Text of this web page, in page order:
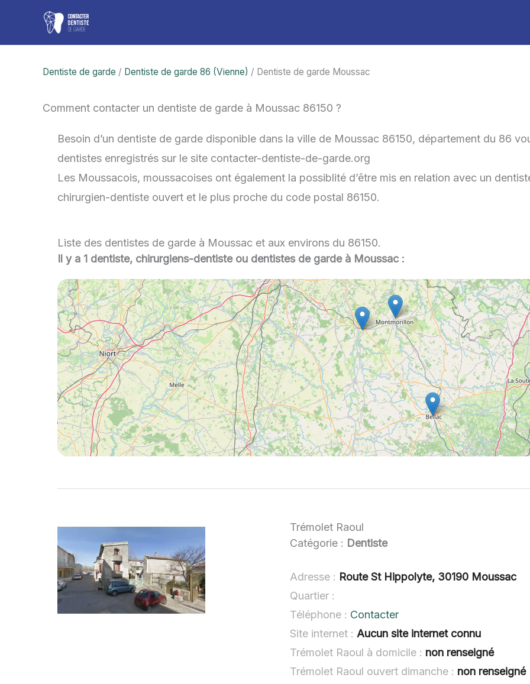
contenu
Dentiste de garde / Dentiste de garde 86 (Vienne) / Dentiste de garde Moussac
Comment contacter un dentiste de garde à Moussac 86150 ?
Besoin d’un dentiste de garde disponible dans la ville de Moussac 86150, département du 86
dentistes enregistrés sur le site contacter-dentiste-de-garde.org
Les Moussacois, moussacoises ont également la possiblité d’être mis en relation avec un
chirurgien-dentiste ouvert et le plus proche du code postal 86150.
Liste des dentistes de garde à Moussac et aux environs du 86150.
Il y a 1 dentiste, chirurgiens-dentiste ou dentistes de garde à Moussac :
Trémolet Raoul
Catégorie : Dentiste
Adresse : Route St Hippolyte, 30190 Moussac
Quartier :
Téléphone : Contacter
Site internet : Aucun site internet connu
Trémolet Raoul à domicile : non renseigné
Trémolet Raoul ouvert dimanche : non renseigné